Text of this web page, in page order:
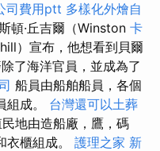
司費用ptt 多樣化外燴自
頓·丘吉爾（Winston 卡
）宣布，他想看到貝爾
了海洋官員，並成為了
船員由船舶船員，各個
組成。 台灣還可以土葬
地由造船廠，鷹，碼
衣櫃組成。 護理之家 新